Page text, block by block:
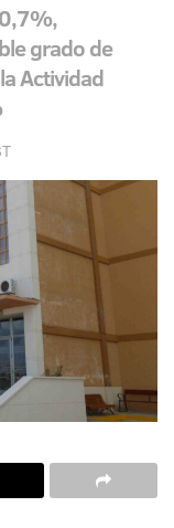
grado de
Actividad